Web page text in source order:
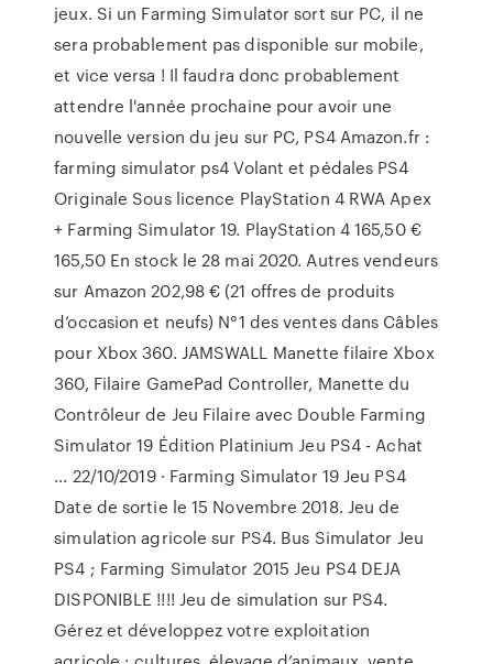
jeux. Si un Farming Simulator sort sur PC, il ne
sera probablement pas disponible sur mobile,
et vice versa ! Il faudra donc probablement
attendre l'année prochaine pour avoir une
nouvelle version du jeu sur PC, PS4 Amazon.fr :
farming simulator ps4 Volant et pédales PS4
Originale Sous licence PlayStation 4 RWA Apex
+ Farming Simulator 19. PlayStation 4 165,50 €
165,50 En stock le 28 mai 2020. Autres vendeurs
sur Amazon 202,98 € (21 offres de produits
d’occasion et neufs) N°1 des ventes dans Câbles
pour Xbox 360. JAMSWALL Manette filaire Xbox
360, Filaire GamePad Controller, Manette du
Contrôleur de Jeu Filaire avec Double Farming
Simulator 19 Édition Platinium Jeu PS4 - Achat
... 22/10/2019 · Farming Simulator 19 Jeu PS4
Date de sortie le 15 Novembre 2018. Jeu de
simulation agricole sur PS4. Bus Simulator Jeu
PS4 ; Farming Simulator 2015 Jeu PS4 DEJA
DISPONIBLE !!!! Jeu de simulation sur PS4.
Gérez et développez votre exploitation